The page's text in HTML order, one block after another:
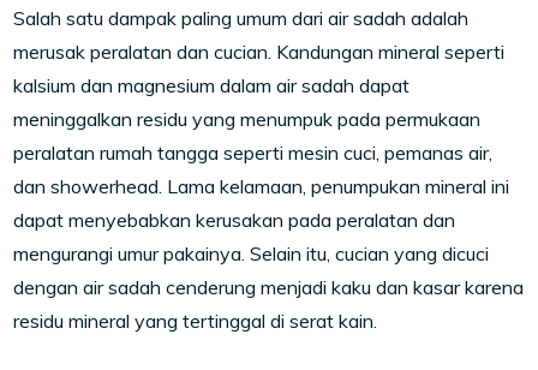
Salah satu dampak paling umum dari air sadah adalah
merusak peralatan dan cucian. Kandungan mineral seperti
kalsium dan magnesium dalam air sadah dapat
meninggalkan residu yang menumpuk pada permukaan
peralatan rumah tangga seperti mesin cuci, pemanas air,
dan showerhead. Lama kelamaan, penumpukan mineral ini
dapat menyebabkan kerusakan pada peralatan dan
mengurangi umur pakainya. Selain itu, cucian yang dicuci
dengan air sadah cenderung menjadi kaku dan kasar karena
residu mineral yang tertinggal di serat kain.